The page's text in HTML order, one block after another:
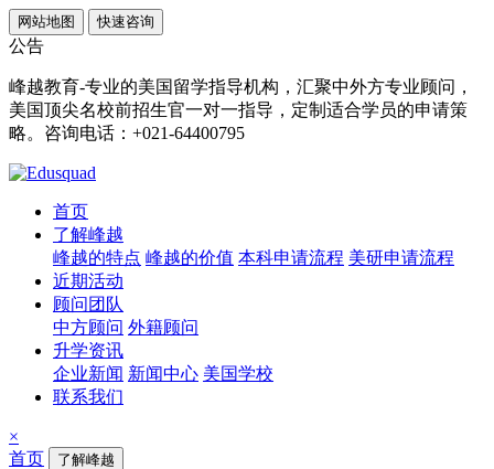
网站地图 快速咨询
公告
峰越教育-专业的美国留学指导机构，汇聚中外方专业顾问，
美国顶尖名校前招生官一对一指导，定制适合学员的申请策
略。咨询电话：+021-64400795
首页
了解峰越
峰越的特点 峰越的价值 本科申请流程 美研申请流程
近期活动
顾问团队
中方顾问 外籍顾问
升学资讯
企业新闻 新闻中心 美国学校
联系我们
×
首页
了解峰越